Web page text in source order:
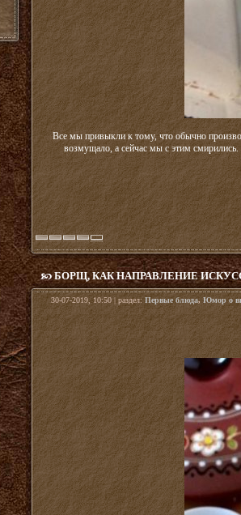
Все мы привыкли к тому, что обычно
возмущало, а сейчас мы с этим смирились.
БОРЩ, КАК НАПРАВЛЕНИЕ
30-07-2019, 10:50 | раздел:Первые блюда, Юмор о